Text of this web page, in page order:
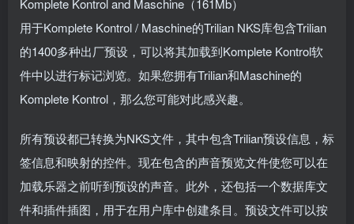
Komplete Kontrol and Maschine（161Mb）
用于Komplete Kontrol / Maschine的Trilian NKS库包含Trilian
的1400多种出厂预设，可以将其加载到Komplete Kontrol软
件中以进行标记浏览。如果您拥有Trilian和Maschine的
Komplete Kontrol，那么您可能对此感兴趣。
所有预设都已转换为NKS文件，其中包含Trilian预设信息，标
签信息和映射的控件。现在包含的声音预览文件使您可以在
加载乐器之前听到预设的声音。此外，还包括一个数据库文
件和插件插图，用于在用户库中创建条目。预设文件可以按